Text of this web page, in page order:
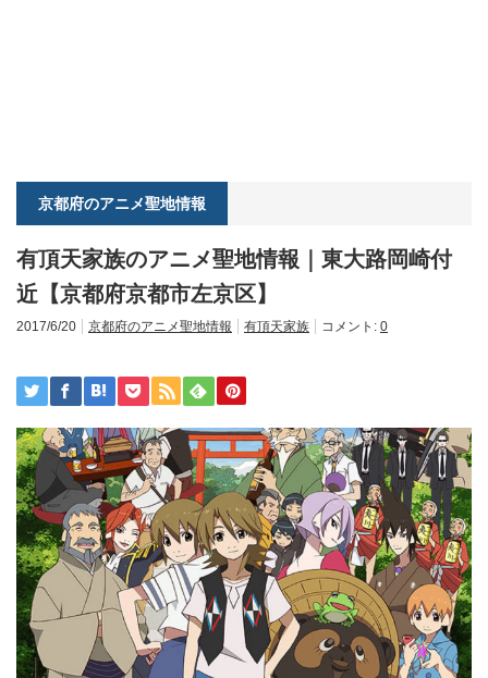
京都府のアニメ聖地情報
有頂天家族のアニメ聖地情報｜東大路岡崎付
近【京都府京都市左京区】
2017/6/20 京都府のアニメ聖地情報 有頂天家族 コメント: 0